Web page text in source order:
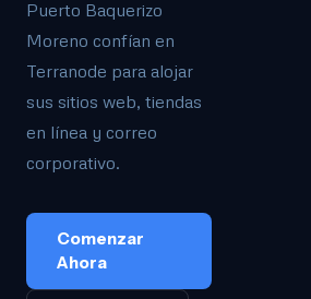
Puerto Baquerizo
Moreno confían en
Terranode para alojar
sus sitios web, tiendas
en línea y correo
corporativo.
Comenzar
Ahora